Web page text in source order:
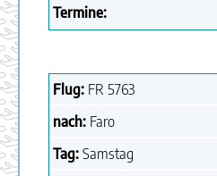
Termine:
Flug: FR 5763
nach: Faro
Tag: Samstag